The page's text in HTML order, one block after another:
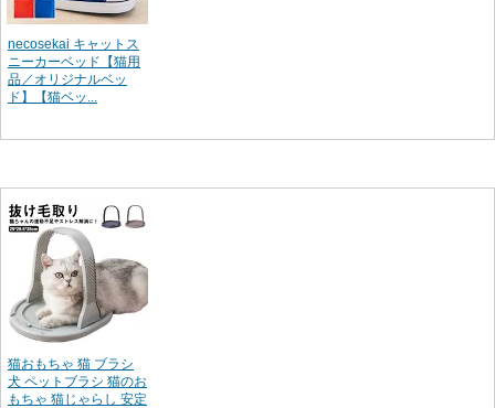
necosekai キャットス
ニーカーベッド【猫用
品／オリジナルベッ
ド】【猫ベッ...
猫おもちゃ 猫 ブラシ
犬 ペットブラシ 猫のお
もちゃ 猫じゃらし 安定